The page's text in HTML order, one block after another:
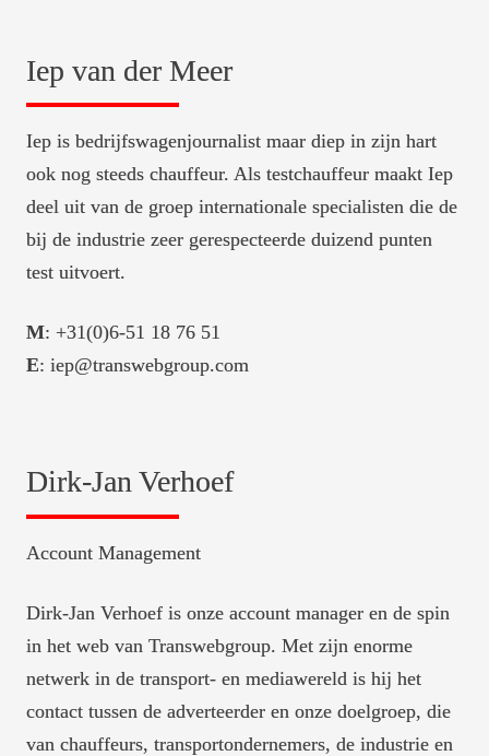
Iep van der Meer
Iep is bedrijfswagenjournalist maar diep in zijn hart
ook nog steeds chauffeur. Als testchauffeur maakt Iep
deel uit van de groep internationale specialisten die de
bij de industrie zeer gerespecteerde duizend punten
test uitvoert.
M
E: iep@transwebgroup.com
Dirk-Jan Verhoef
Account Management
Dirk-Jan Verhoef is onze account manager en de spin
in het web van Transwebgroup. Met zijn enorme
netwerk in de transport- en mediawereld is hij het
contact tussen de adverteerder en onze doelgroep, die
van chauffeurs, transportondernemers, de industrie en